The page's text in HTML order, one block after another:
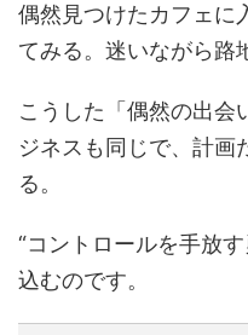
偶然見つけたカフェに
てみる。迷いながら
こうした「偶然の出会
ジネスも同じで、計画
る。
“コントロールを手放
込むのです。